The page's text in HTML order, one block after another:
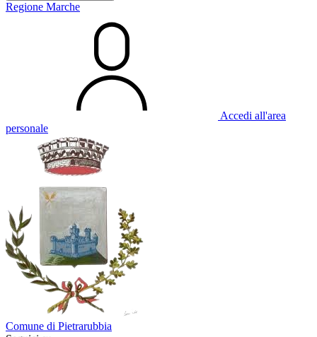
Regione Marche
Accedi all'area
personale
Comune di Pietrarubbia